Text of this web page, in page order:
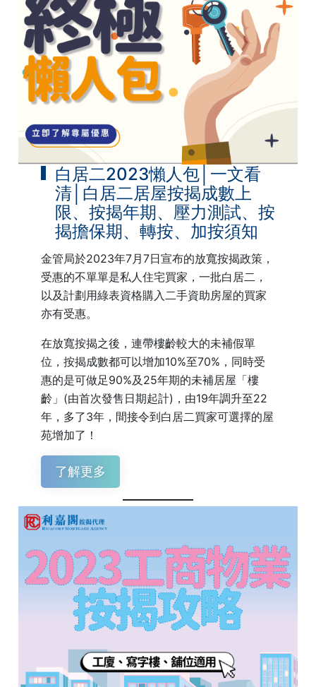
白居二2023懶人包│一文看
清│白居二居屋按揭成數上
限、按揭年期、壓力測試、按
揭擔保期、轉按、加按須知
金管局於2023年7月7日宣布的放寬按揭政策，
受惠的不單單是私人住宅買家，一批白居二，
以及計劃用綠表資格購入二手資助房屋的買家
亦有受惠。
在放寬按揭之後，連帶樓齡較大的未補假單
位，按揭成數都可以增加10%至70%，同時受
惠的是可做足90%及25年期的未補居屋「樓
齡」(由首次發售日期起計)，由19年調升至22
年，多了3年，間接令到白居二買家可選擇的屋
苑增加了！
了解更多